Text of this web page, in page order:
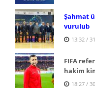
Şahmat
vurulub
13:32 /
FIFA
hakim
18:27 /